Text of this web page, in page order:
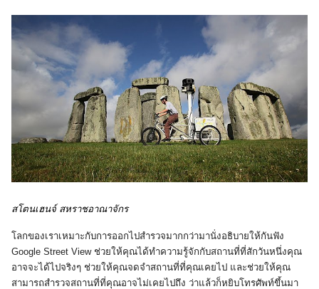
สโตนเฮนจ์ สหราชอาณาจักร
โลกของเราเหมาะกับการออกไปสำรวจมากกว่ามานั่งอธิบายให้กันฟัง
Google Street View ช่วยให้คุณได้ทำความรู้จักกับสถานที่ที่สักวันหนึ่งคุณ
อาจจะได้ไปจริงๆ ช่วยให้คุณจดจำสถานที่ที่คุณเคยไป และช่วยให้คุณ
สามารถสำรวจสถานที่ที่คุณอาจไม่เคยไปถึง ว่าแล้วก็หยิบโทรศัพท์ขึ้นมา